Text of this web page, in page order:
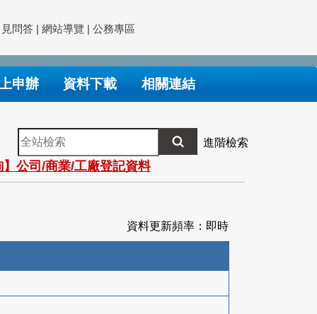
問答 | 網站導覽 | 公務專區
申辦 資料下載 相關連結
全
站
檢
索
進階檢索
公司/商業/工廠登記資料
資料更新頻率：即時